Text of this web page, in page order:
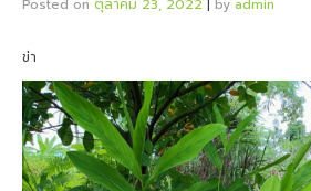
Posted on ตุลาคม 23, 2022 | by admin
ข่า ตะไ